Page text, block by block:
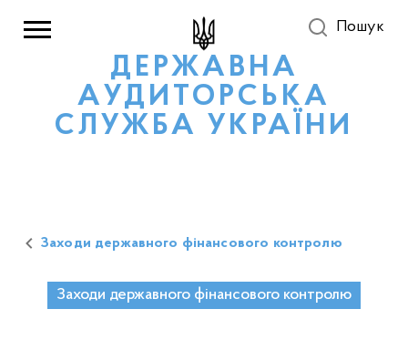
ДЕРЖАВНА
АУДИТОРСЬКА
СЛУЖБА УКРАЇНИ
Пошук
Заходи державного фінансового контролю
Заходи державного фінансового контролю